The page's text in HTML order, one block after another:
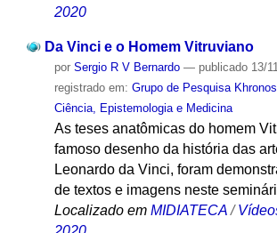
2020
Da Vinci e o Homem Vitruviano
por Sergio R V Bernardo — publicado13/
registrado em: Grupo de Pesquisa
Ciência, Epistemologia e Medicina
As teses anatômicas do homem
famoso desenho da história das
Leonardo da Vinci, foram
de textos e imagens neste
Localizado em MIDIATECA /